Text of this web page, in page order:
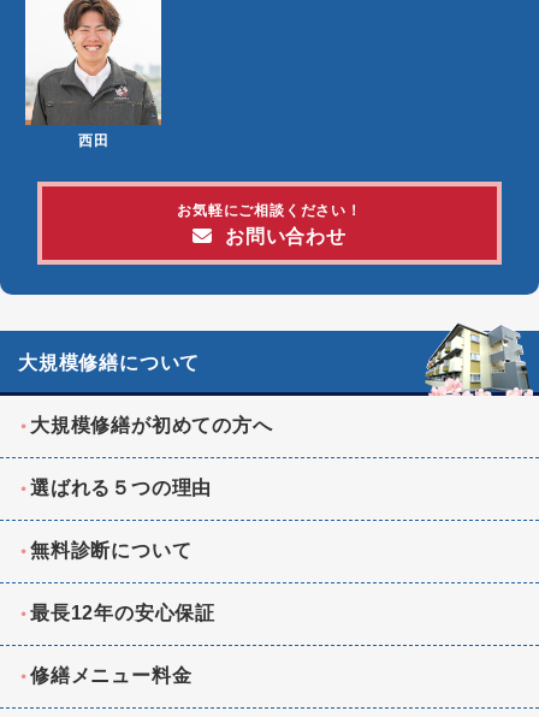
西田
お気軽にご相談ください！
お問い合わせ
大規模修繕について
大規模修繕が初めての方へ
選ばれる５つの理由
無料診断について
最長12年の安心保証
修繕メニュー料金